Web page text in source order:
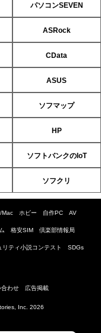
パソコンSEVEN
ASRock
CData
ASUS
ソフマップ
HP
ソフトバンクのIoT
ソフクリ
Mac ホビー 自作PC AV
格安SIM 倶楽部情報局
リティ小説コンテスト SDGs
合わせ 広告掲載
Inc. 2026